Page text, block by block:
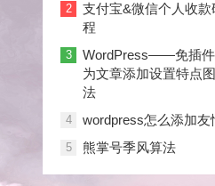
2
支付宝&微信个人收
程
3
WordPress——免插件
为文章添加设置特点
法
4 wordpress怎么添加友
5 熊掌号季风算法